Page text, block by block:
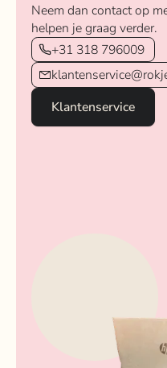
Neem dan contact op
helpen je graag verder.
+31 318 796009
Klantenservice